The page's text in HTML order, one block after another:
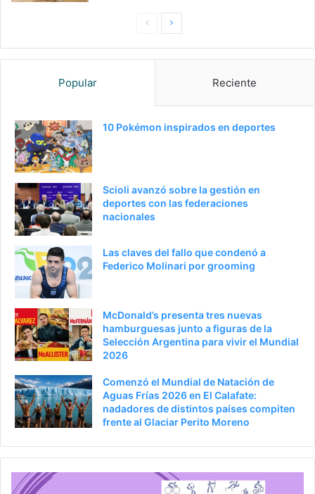
PaginaSiguiente
Popular Reciente
10 Pokémon inspirados en deportes
Scioli avanzó sobre la gestión en
deportes con las federaciones
nacionales
Las claves del fallo que condenó a
Federico Molinari por grooming
McDonald’s presenta tres nuevas
hamburguesas junto a figuras de la
Selección Argentina para vivir el Mundial
2026
Comenzó el Mundial de Natación de
Aguas Frías 2026 en El Calafate:
nadadores de distintos países compiten
frente al Glaciar Perito Moreno